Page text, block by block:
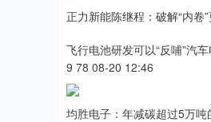
正力新能陈继程：破解“内卷
飞行电池研发可以“反哺”汽车
9 78 08-20 12:46
均胜电子：年减碳超过5万